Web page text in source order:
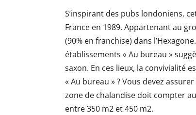
S’inspirant des pubs londoniens,
France en 1989. Appartenant au
(90% en franchise) dans
établissements « Au bureau »
saxon. En ces lieux, la convivialité
« Au bureau » ? Vous devez
zone de chalandise doit compter
entre 350 m2 et 450 m2.